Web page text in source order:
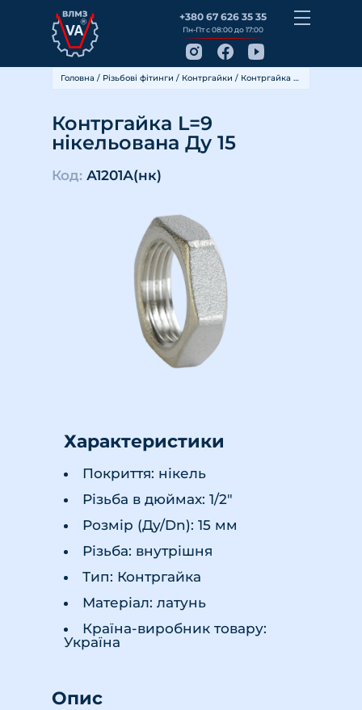
+380 67 626 35 35
Пн-Пт с 08:00 до 17:00
Головна / Різьбові фітинги / Контргайки / Контргайка L=9 нікельована Ду 15
Контргайка L=9
нікельована Ду 15
Код: А1201А(нк)
Характеристики
Покриття: нікель
Різьба в дюймах: 1/2"
Розмір (Ду/Dn): 15 мм
Різьба: внутрішня
Тип: Контргайка
Матеріал: латунь
Країна-виробник товару:
Україна
Опис